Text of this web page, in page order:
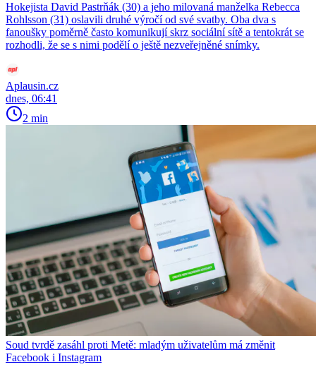
Hokejista David Pastrňák (30) a jeho milovaná manželka Rebecca
Rohlsson (31) oslavili druhé výročí od své svatby. Oba dva s
fanoušky poměrně často komunikují skrz sociální sítě a tentokrát se
rozhodli, že se s nimi podělí o ještě nezveřejněné snímky.
Aplausin.cz
dnes, 06:41
2 min
Soud tvrdě zasáhl proti Metě: mladým uživatelům má změnit
Facebook i Instagram